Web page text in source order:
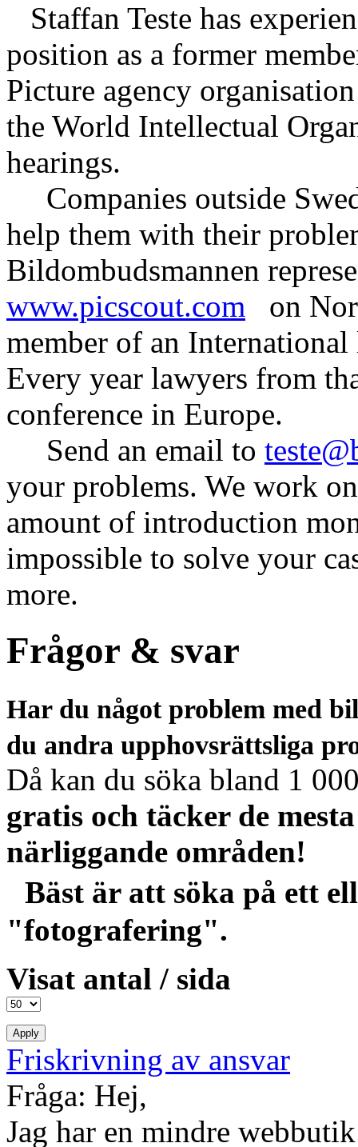
Staffan Teste has
position as a former
Picture agency
the World Intellectual
hearings.
Companies outside
help them with their
Bildombudsmannen
www.picscout.com on
member of an
Every year lawyers from
conference in Europe.
Send an email to
your problems. We work
amount of introduction
impossible to solve your
more.
Frågor & svar
Har du något problem med
du andra upphovsrättsliga
Då kan du söka bland 1
gratis och täcker de
närliggande områden!
Bäst är att söka på ett
"fotografering".
Visat antal / sida
Friskrivning av ansvar
Fråga: Hej,
Jag har en mindre